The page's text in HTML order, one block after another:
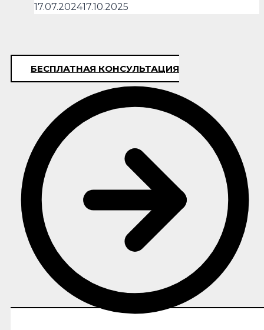
17.07.202417.10.2025
БЕСПЛАТНАЯ КОНСУЛЬТАЦИЯ